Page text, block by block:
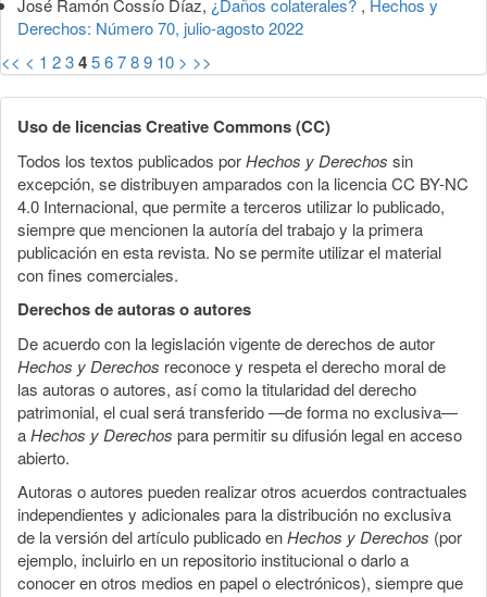
José Ramón Cossío Díaz, ¿Daños colaterales? , Hechos y
Derechos: Número 70, julio-agosto 2022
<< < 1 23456789 10 > >>
Uso de licencias Creative Commons (CC)
Todos los textos publicados porHechos y Derechos sin
excepción, se distribuyen amparados con la licencia CC BY-NC
4.0 Internacional, que permite a terceros utilizar lo publicado,
siempre que mencionen la autoría del trabajo y la primera
publicación en esta revista. No se permite utilizar el material
con fines comerciales.
Derechos de autoras o autores
De acuerdo con la legislación vigente de derechos de autor
Hechos y Derechos reconoce y respeta el derecho moral de
las autoras o autores, así como la titularidad del derecho
patrimonial, el cual será transferido —de forma no exclusiva—
aHechos y Derechos para permitir su difusión legal en acceso
abierto.
Autoras o autores pueden realizar otros acuerdos contractuales
independientes y adicionales para la distribución no exclusiva
de la versión del artículo publicado enHechos y Derechos (por
ejemplo, incluirlo en un repositorio institucional o darlo a
conocer en otros medios en papel o electrónicos), siempre que